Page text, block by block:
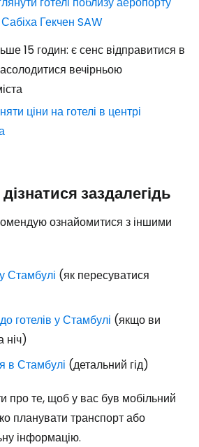
Гекчен SAW
15 годин: є сенс відправитися в
вечірньою
ціни на готелі в центрі
заздалегідь
ознайомитися з іншими
Стамбулі (як пересуватися
готелів у Стамбулі (якщо ви
ніч)
в Стамбулі (детальний гід)
про те, щоб у вас був мобільний
планувати транспорт або
інформацію.